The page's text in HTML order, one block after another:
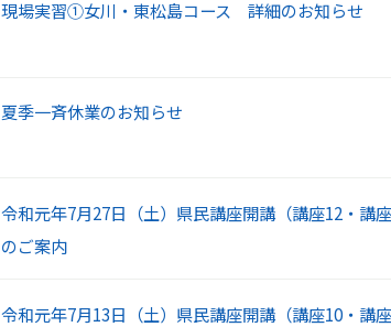
現場実習①女川・東松島コース 詳細のお知らせ
夏季一斉休業のお知らせ
令和元年7月27日（土）県民講座開講（講座12・講
のご案内
令和元年7月13日（土）県民講座開講（講座10・講